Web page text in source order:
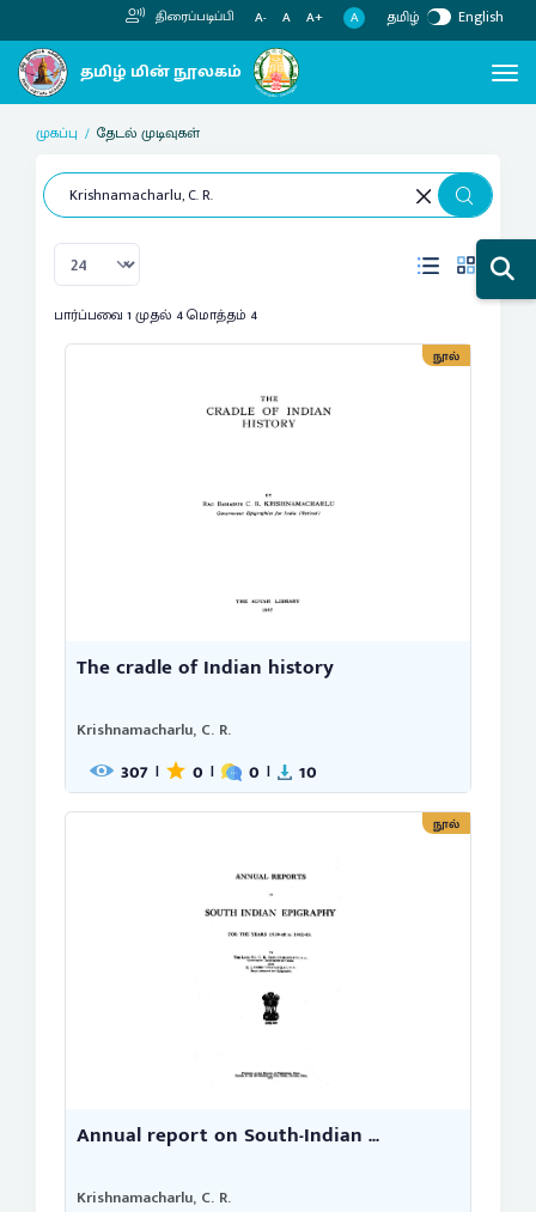
திரைப்படிப்பி A- A A+ A தமிழ் English
முகப்பு தேடல் முடிவுகள்
பார்ப்பவை 1 முதல் 4 மொத்தம் 4
நூல்
The cradle of Indian history
Krishnamacharlu, C. R.
307 | 0 | 0 | 10
நூல்
Annual report on South-Indian ...
Krishnamacharlu, C. R.